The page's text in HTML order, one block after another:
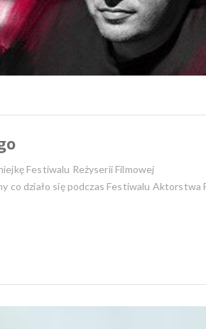
Festiwalu Reżyserii Filmowej
co działo się podczas Festiwalu